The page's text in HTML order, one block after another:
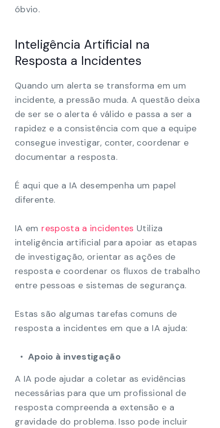
óbvio.
Inteligência Artificial na
Resposta a Incidentes
Quando um alerta se transforma em um
incidente, a pressão muda. A questão deixa
de ser se o alerta é válido e passa a ser a
rapidez e a consistência com que a equipe
consegue investigar, conter, coordenar e
documentar a resposta.
É aqui que a IA desempenha um papel
diferente.
IA em resposta a incidentes Utiliza
inteligência artificial para apoiar as etapas
de investigação, orientar as ações de
resposta e coordenar os fluxos de trabalho
entre pessoas e sistemas de segurança.
Estas são algumas tarefas comuns de
resposta a incidentes em que a IA ajuda:
Apoio à investigação
A IA pode ajudar a coletar as evidências
necessárias para que um profissional de
resposta compreenda a extensão e a
gravidade do problema. Isso pode incluir